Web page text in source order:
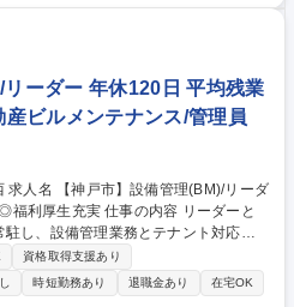
告を主催)■建物管理計画・報告等のチ
繕工事の不具合対応(現地調査・施工
視
リーダー 年休120日 平均残業
ビルメンテナンス/管理員
事の内容 リーダーと
し、設備管理業務とテナント対応を
せします。早期に副所長や所長へス
ます。 【具体的には】 ■案
ルや商業施設、物流施設、学校等 ■変
資格取得支援あり
時短勤務あり 退職金あり
在宅OK